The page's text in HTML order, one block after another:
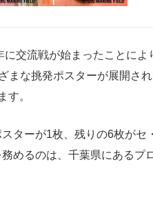
交流戦が始まったことによ
まな挑発ポスターが展開さ
す。
ターが1枚、残りの6枚がセ
めるのは、千葉県にあるプ